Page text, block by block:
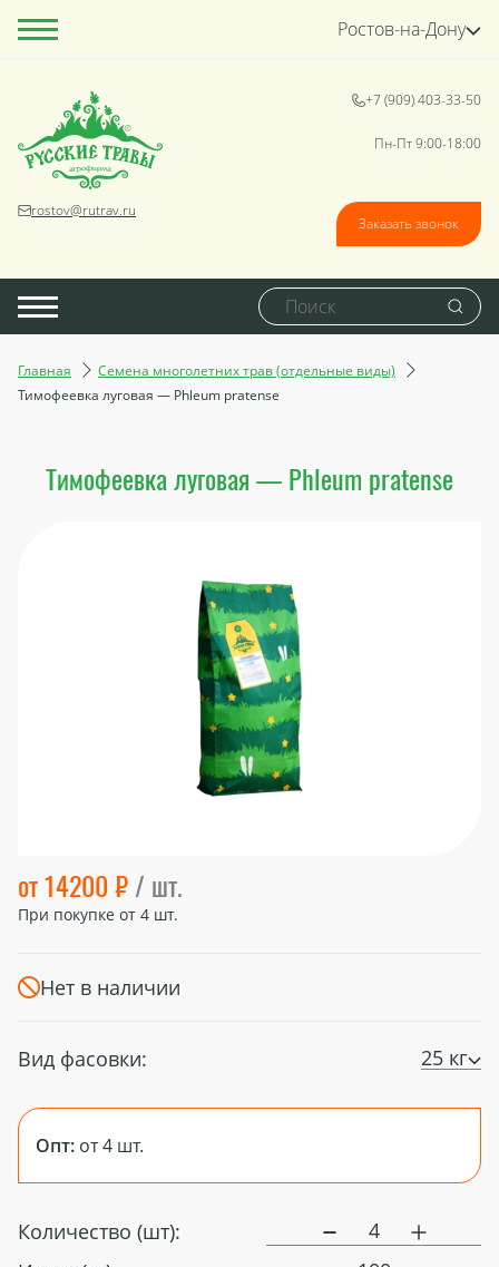
Ростов-на-Дону
rostov@rutrav.ru
+7 (909) 403-33-50
Пн-Пт 9:00-18:00
Заказать звонок
Главная
Семена многолетних трав (отдельные виды)
Тимофеевка луговая — Phleum pratense
Тимофеевка луговая — Phleum pratense
от 14200 ₽/ шт.
При покупке от 4 шт.
Нет в наличии
Вид фасовки: 25 кг
Опт: от 4 шт.
Количество (шт):